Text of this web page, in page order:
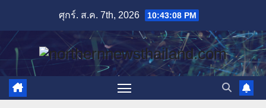
content
ศุกร์. ส.ค. 7th, 2026 10:43:09 PM